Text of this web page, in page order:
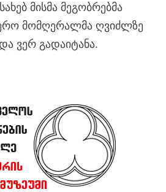
მისმა მეგობრებმა
მომღერალმა ღვიძლზე
ვერ გადაიტანა.